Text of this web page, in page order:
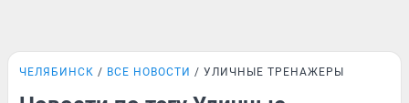
ЧЕЛЯБИНСК ВСЕ НОВОСТИ УЛИЧНЫЕ ТРЕНАЖЕРЫ